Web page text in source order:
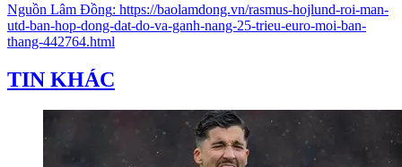
Nguồn Lâm Đồng: https://baolamdong.vn/rasmus-hojlund-roi-man-
utd-ban-hop-dong-dat-do-va-ganh-nang-25-trieu-euro-moi-ban-
thang-442764.html
TIN KHÁC